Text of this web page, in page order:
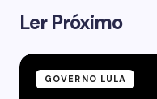
Ler Próximo
GOVERNO LULA